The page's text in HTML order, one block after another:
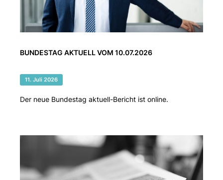
BUNDESTAG AKTUELL VOM 10.07.2026
11. Juli 2026
Der neue Bundestag aktuell-Bericht ist online.